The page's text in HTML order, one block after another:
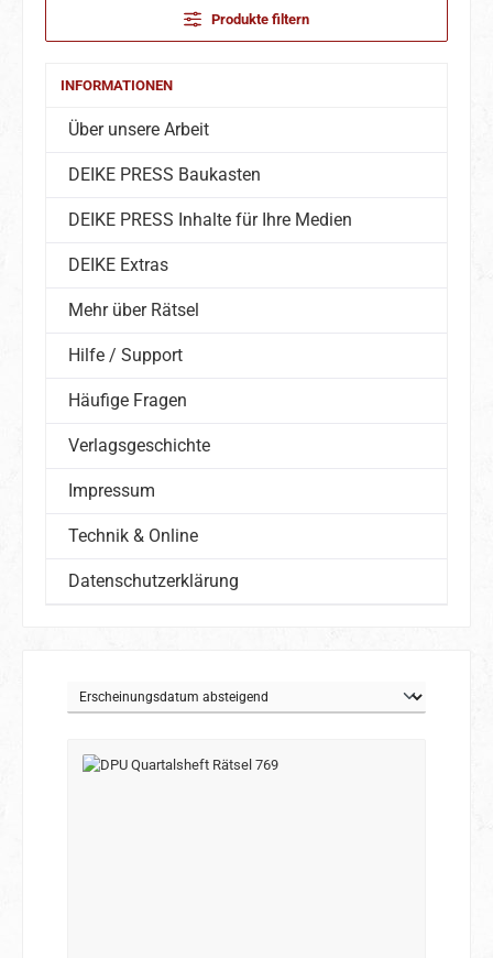
Produkte filtern
INFORMATIONEN
Über unsere Arbeit
DEIKE PRESS Baukasten
DEIKE PRESS Inhalte für Ihre Medien
DEIKE Extras
Mehr über Rätsel
Hilfe / Support
Häufige Fragen
Verlagsgeschichte
Impressum
Technik & Online
Datenschutzerklärung